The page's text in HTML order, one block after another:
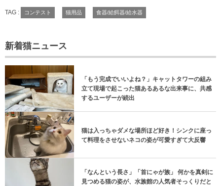
TAG : コンテスト 猫用品 食器/給餌器/給水器
新着猫ニュース
「もう完成でいいよね？」キャットタワーの組み
立て現場で起こった猫あるあるな出来事に、共感
するユーザーが続出
猫は入っちゃダメな場所ほど好き！シンクに座っ
て料理をさせないネコの姿が可愛すぎて大反響
「なんという長さ」「首にゃが族」 何かを真剣に
見つめる猫の姿が、水族館の人気者そっくりだと